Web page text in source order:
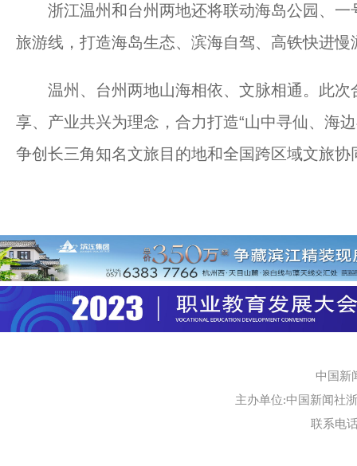
浙江温州和台州两地还将联动海岛公园、一
旅游线，打造海岛生态、滨海自驾、高铁快进慢
温州、台州两地山海相依、文脉相通。此次
享、产业共兴为理念，合力打造“山中寻仙、海
争创长三角知名文旅目的地和全国跨区域文旅
中国新
主办单位:中国新闻社
联系电